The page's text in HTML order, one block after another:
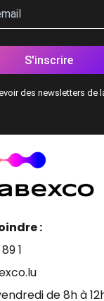
S'inscrire
des newsletters de
:
1
de 8h à